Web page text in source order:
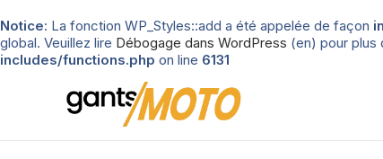
Notice: La fonction WP_Styles::add a été appelée de façon
global. Veuillez lire Débogage dans WordPress (en) pour plus
includes/functions.php on line 6131